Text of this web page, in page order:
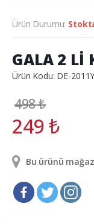
Ürün Durumu:
GALA 2 Lİ
Ürün Kodu: DE-2011Y
498₺
249₺
Bu ürünü